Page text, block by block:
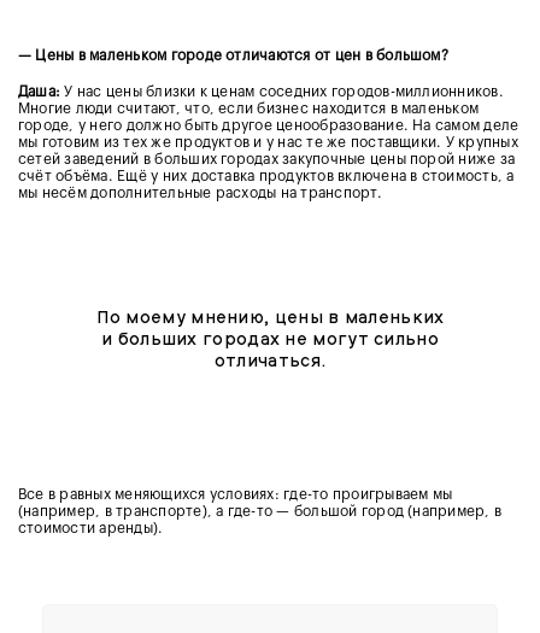
— Цены в маленьком городе отличаются от цен в большом?
Даша:У нас цены близки к ценам соседних городов-миллионников.
Многие люди считают, что, если бизнес находится в маленьком
городе, у него должно быть другое ценообразование. На самом деле
мы готовим из тех же продуктов и у нас те же поставщики. У крупных
сетей заведений в больших городах закупочные цены порой ниже за
счёт объёма. Ещё у них доставка продуктов включена в стоимость, а
мы несём дополнительные расходы на транспорт.
По моему мнению, цены в маленьких
и больших городах не могут сильно
отличаться.
Все в равных меняющихся условиях: где-то проигрываем мы
(например, в транспорте), а где-то — большой город (например, в
стоимости аренды).